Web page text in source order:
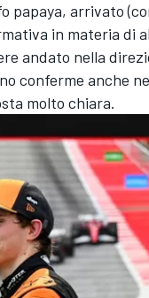
papaya, arrivato
in materia di
andato nella
conferme anche
molto chiara.